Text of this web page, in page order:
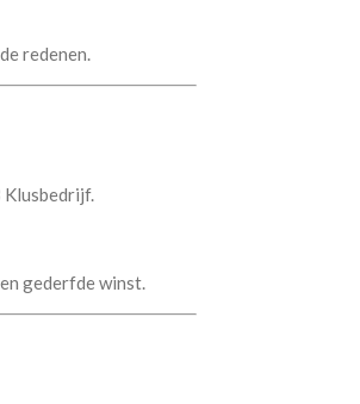
redenen.
gederfde winst.